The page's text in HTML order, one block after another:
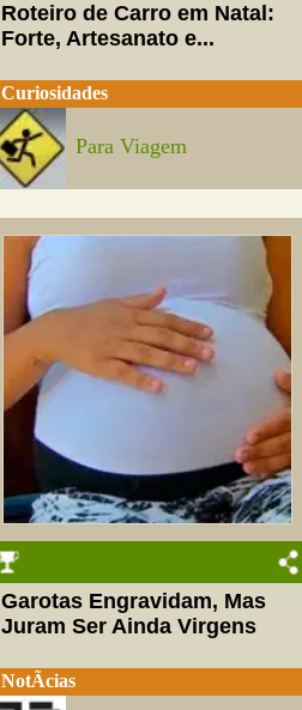
Roteiro de Carro em Natal:
Forte, Artesanato e...
Curiosidades
Para Viagem
Garotas Engravidam, Mas
Juram Ser Ainda Virgens
NotÃ­cias